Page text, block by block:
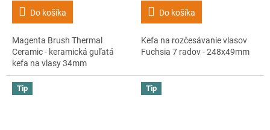
Do košíka
Magenta Brush Thermal
Ceramic - keramická guľatá
kefa na vlasy 34mm
Do košíka
Kefa na rozčesávanie vlasov
Fuchsia 7 radov - 248x49mm
Tip Tip